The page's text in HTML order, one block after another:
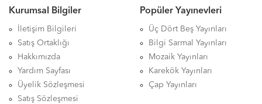
Kurumsal Bilgiler
İletişim Bilgileri
Satış Ortaklığı
Hakkımızda
Yardım Sayfası
Üyelik Sözleşmesi
Satış Sözleşmesi
Popüler Yayınevleri
Üç Dört Beş Yayınları
Bilgi Sarmal Yayınları
Mozaik Yayınları
Karekök Yayınları
Çap Yayınları